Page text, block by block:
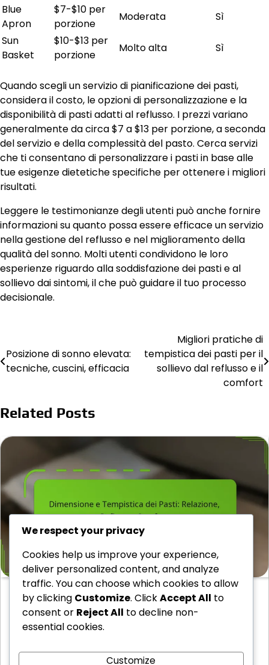
Blue
Apron
$7-$10 per
porzione
Moderata
Sì
Sun
Basket
$10-$13 per
porzione
Molto alta Sì
Quando scegli un servizio di pianificazione dei pasti,
considera il costo, le opzioni di personalizzazione e la
disponibilità di pasti adatti al reflusso. I prezzi variano
generalmente da circa $7 a $13 per porzione, a seconda
del servizio e della complessità del pasto. Cerca servizi
che ti consentano di personalizzare i pasti in base alle
tue esigenze dietetiche specifiche per ottenere i migliori
risultati.
Leggere le testimonianze degli utenti può anche fornire
informazioni su quanto possa essere efficace un servizio
nella gestione del reflusso e nel miglioramento della
qualità del sonno. Molti utenti condividono le loro
esperienze riguardo alla soddisfazione dei pasti e al
sollievo dai sintomi, il che può guidare il tuo processo
decisionale.
navigation
Posizione di sonno elevata:
tecniche, cuscini, efficacia
Migliori pratiche di
tempistica dei pasti per il
sollievo dal reflusso e il
comfort
Related Posts
Dimensione e Tempistica dei Pasti: Relazione,
Reflusso, Comfort
La dimensione e il momento dei pasti giocano un
09/03/2026
We respect your privacy
Cookies help us improve your experience,
deliver personalized content, and analyze
traffic. You can choose which cookies to allow
by clicking Customize. ClickAccept All to
consent or Reject All to decline non-
essential cookies.
Customize